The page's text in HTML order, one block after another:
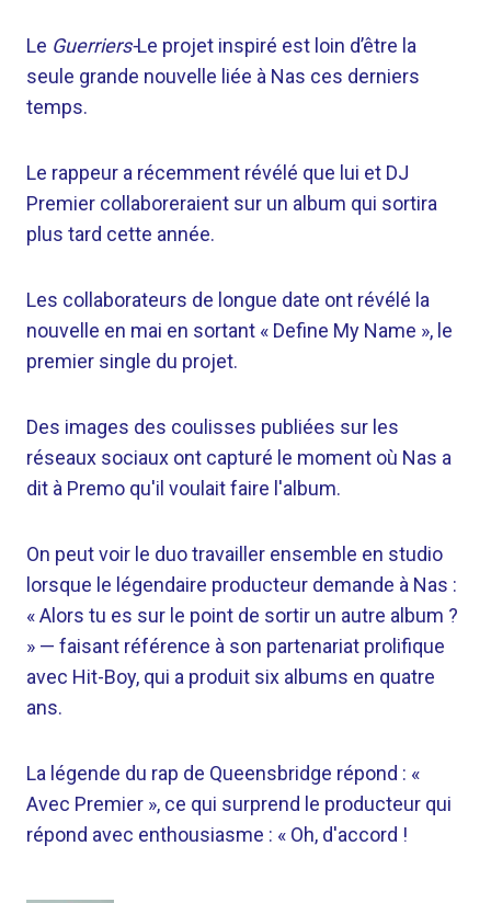
Le Guerriers-Le projet inspiré est loin d’être la
seule grande nouvelle liée à Nas ces derniers
temps.
Le rappeur a récemment révélé que lui et DJ
Premier collaboreraient sur un album qui sortira
plus tard cette année.
Les collaborateurs de longue date ont révélé la
nouvelle en mai en sortant « Define My Name », le
premier single du projet.
Des images des coulisses publiées sur les
réseaux sociaux ont capturé le moment où Nas a
dit à Premo qu'il voulait faire l'album.
On peut voir le duo travailler ensemble en studio
lorsque le légendaire producteur demande à Nas :
« Alors tu es sur le point de sortir un autre album ?
» — faisant référence à son partenariat prolifique
avec Hit-Boy, qui a produit six albums en quatre
ans.
La légende du rap de Queensbridge répond : «
Avec Premier », ce qui surprend le producteur qui
répond avec enthousiasme : « Oh, d'accord !